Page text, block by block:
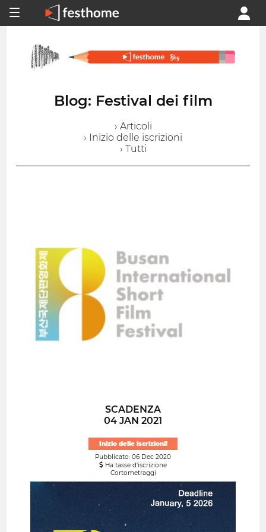
Blog: Festival dei film
› Articoli
› Inizio delle iscrizioni
› Tutti
SCADENZA
04 JAN 2021
Inizio delle iscrizioni!
Pubblicato: 06 Dec 2020
Ha tasse d'iscrizione
Cortometraggi